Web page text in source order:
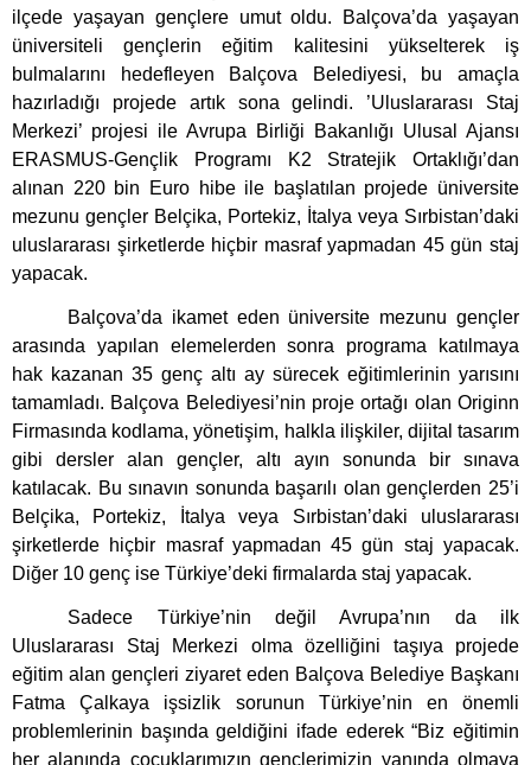
ilçede yaşayan gençlere umut oldu. Balçova’da yaşayan
üniversiteli gençlerin eğitim kalitesini yükselterek iş
bulmalarını hedefleyen Balçova Belediyesi, bu amaçla
hazırladığı projede artık sona gelindi. ’Uluslararası Staj
Merkezi’ projesi ile Avrupa Birliği Bakanlığı Ulusal Ajansı
ERASMUS-Gençlik Programı K2 Stratejik Ortaklığı’dan
alınan 220 bin Euro hibe ile başlatılan projede üniversite
mezunu gençler Belçika, Portekiz, İtalya veya Sırbistan’daki
uluslararası şirketlerde hiçbir masraf yapmadan 45 gün staj
yapacak.
Balçova’da ikamet eden üniversite mezunu gençler
arasında yapılan elemelerden sonra programa katılmaya
hak kazanan 35 genç altı ay sürecek eğitimlerinin yarısını
tamamladı. Balçova Belediyesi’nin proje ortağı olan Originn
Firmasında kodlama, yönetişim, halkla ilişkiler, dijital tasarım
gibi dersler alan gençler, altı ayın sonunda bir sınava
katılacak. Bu sınavın sonunda başarılı olan gençlerden 25’i
Belçika, Portekiz, İtalya veya Sırbistan’daki uluslararası
şirketlerde hiçbir masraf yapmadan 45 gün staj yapacak.
Diğer 10 genç ise Türkiye’deki firmalarda staj yapacak.
Sadece Türkiye’nin değil Avrupa’nın da ilk
Uluslararası Staj Merkezi olma özelliğini taşıya projede
eğitim alan gençleri ziyaret eden Balçova Belediye Başkanı
Fatma Çalkaya işsizlik sorunun Türkiye’nin en önemli
problemlerinin başında geldiğini ifade ederek “Biz eğitimin
her alanında çocuklarımızın gençlerimizin yanında olmaya